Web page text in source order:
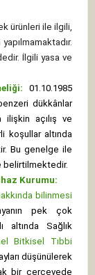
ürünleri ile ilgili,
İlgili yasa ve
01.10.1985
dükkânlar
ilişkin açılış ve
koşullar altında
Bu genelge ile
belirtilmektedir.
Kurumu:
bilinmesi
pek çok
altında Sağlık
Bitkisel Tıbbi
düşünülerek
bir çerçevede